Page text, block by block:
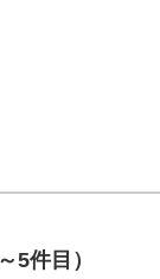
5件目）